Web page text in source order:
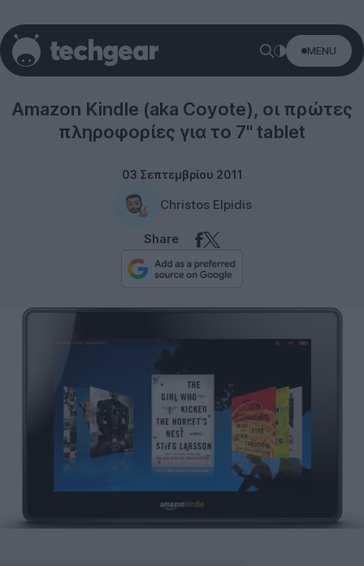
MENU
Amazon Kindle (aka Coyote), οι πρώτες
πληροφορίες για το 7'' tablet
03 Σεπτεμβρίου 2011
Christos Elpidis
Share